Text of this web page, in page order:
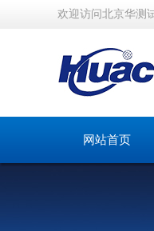
欢迎访问北京华测
网站首页